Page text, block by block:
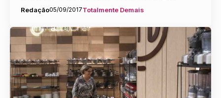
Redação05/09/2017Totalmente Demais